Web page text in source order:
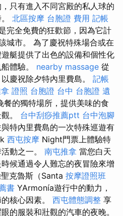
只有進入不同宮殿的私人球的
北區按摩 台胞證 費用 記帳
完全免費的狂歡節，因為它計
城市。 為了慶祝特殊場合或在
艇提供了出色的設備和個性化
體驗。 nearby massage 從
慶祝除夕特內里費島。 記帳
證照 台胞證 台中 台胞證 遺
餐的獨特場所，提供美味的食
。 台中刮痧推薦ptt 台中泡腳
特內里費島的一次特殊巡遊有
西屯按摩 Night門票上體驗特
動之一。 南屯推拿 當您白天
候通過令人難忘的夜冒險來增
克魯斯（Santa 按摩證照班
書 YArmonía遊行中的動力，
核心因素。 西屯體態調整 享
的服裝和壯觀的汽車的夜晚。